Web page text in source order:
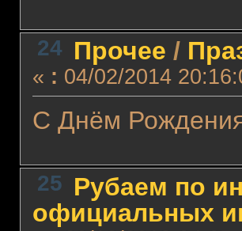
24 Прочее /
« : 04/02/2014
С Днём
25 Рубаем по
официальных